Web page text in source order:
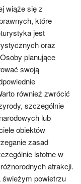
wiąże się z
które
jest
oraz
planujące
swoją
również zwrócić
szczególnie
lub
obiektów
zasad
istotne w
atrakcji.
świeżym powietrzu